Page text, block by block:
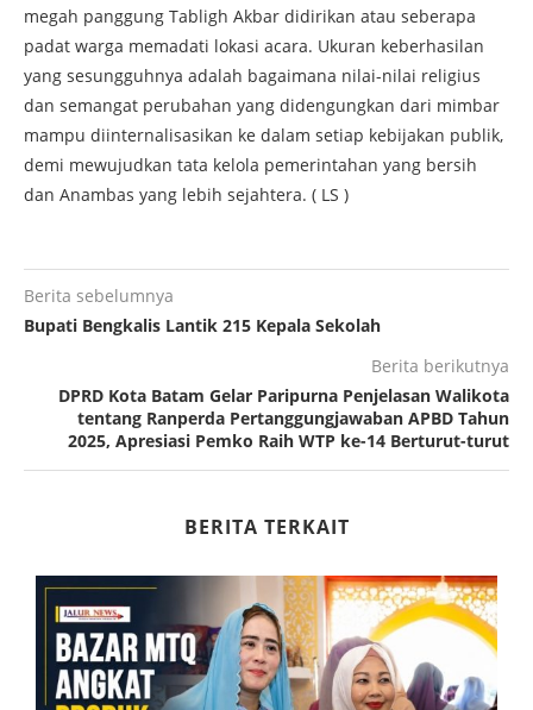
megah panggung Tabligh Akbar didirikan atau seberapa
padat warga memadati lokasi acara. Ukuran keberhasilan
yang sesungguhnya adalah bagaimana nilai-nilai religius
dan semangat perubahan yang didengungkan dari mimbar
mampu diinternalisasikan ke dalam setiap kebijakan publik,
demi mewujudkan tata kelola pemerintahan yang bersih
dan Anambas yang lebih sejahtera. ( LS )
Berita sebelumnya
Bupati Bengkalis Lantik 215 Kepala Sekolah
Berita berikutnya
DPRD Kota Batam Gelar Paripurna Penjelasan Walikota
tentang Ranperda Pertanggungjawaban APBD Tahun
2025, Apresiasi Pemko Raih WTP ke-14 Berturut-turut
BERITA TERKAIT